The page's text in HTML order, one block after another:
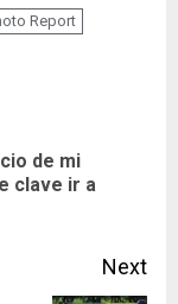
Report
de mi
clave ir a
Next